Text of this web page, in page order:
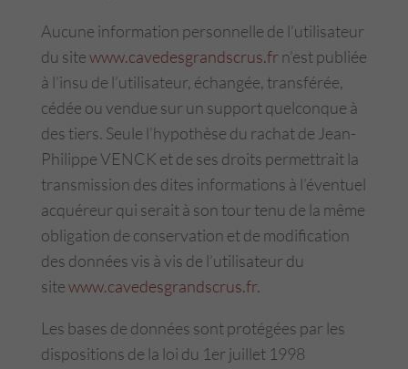
Aucune information personnelle de l’utilisateur
du sitewww.cavedesgrandscrus.frn’est publiée
à l’insu de l’utilisateur, échangée, transférée,
cédée ou vendue sur un support quelconque à
des tiers. Seule l’hypothèse du rachat de Jean-
Philippe VENCK et de ses droits permettrait la
transmission des dites informations à l’éventuel
acquéreur qui serait à son tour tenu de la même
obligation de conservation et de modification
des données vis à vis de l’utilisateur du
sitewww.cavedesgrandscrus.fr.
Les bases de données sont protégées par les
dispositions de la loi du 1er juillet 1998